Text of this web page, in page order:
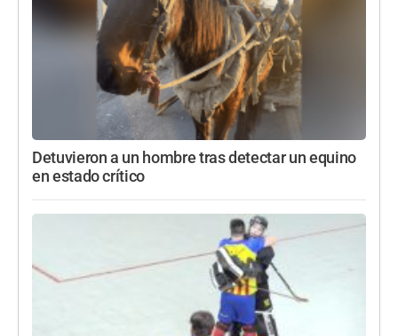
Detuvieron a un hombre tras detectar un equino
en estado crítico